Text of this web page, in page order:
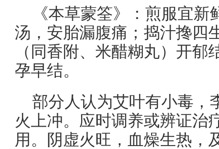
《本草蒙筌》：煎服宜
汤，安胎漏腹痛；捣汁搀四
（同香附、米醋糊丸）开
孕早结。
部分人认为艾叶有小毒，
火上冲。应时调养或辨证治
用。阴虚火旺，血燥生热，